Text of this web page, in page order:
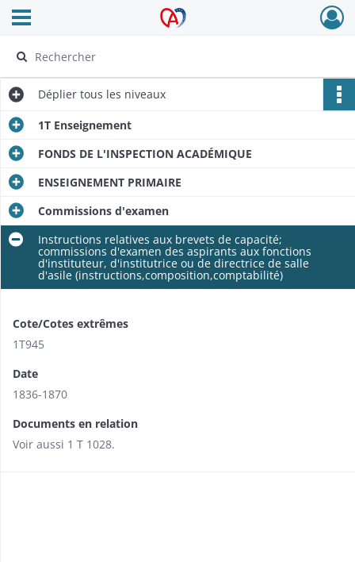
Archives Alsace - Colmar
Ouvrir le menu déroulant
Déplier tous les niveaux
1T Enseignement
FONDS DE L'INSPECTION ACADÉMIQUE
ENSEIGNEMENT PRIMAIRE
Commissions d'examen
Instructions relatives aux brevets de capacité;
commissions d'examen des aspirants aux fonctions
d'instituteur, d'institutrice ou de directrice de salle
d'asile (instructions,composition,comptabilité)
Cote/Cotes extrêmes
1T945
Date
1836-1870
Documents en relation
Voir aussi 1 T 1028.